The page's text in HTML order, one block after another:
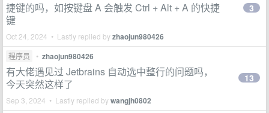
捷键的吗，如按键盘 A 会触发 Ctrl + Alt + A 的快捷
键
Oct 24, 2024 • Lastly replied byzhaojun980426
3
程序员 • zhaojun980426
有大佬遇见过 Jetbrains 自动选中整行的问题吗，
今天突然这样了
Sep 3, 2024 • Lastly replied bywangjh0802
13